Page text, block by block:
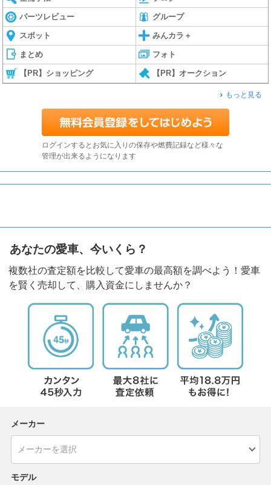
パーツレビュー グループ
スポット みんカラ＋
まとめ フォト
【PR】ショッピング 【PR】オークション
もっと見る
ログインするとお気に入りの保存や燃費記録など様々な
管理が出来るようになります
あなたの愛車、今いくら？
複数社の査定額を比較して愛車の最高額を調べよう！愛車
を賢く売却して、購入資金にしませんか？
メーカー
モデル